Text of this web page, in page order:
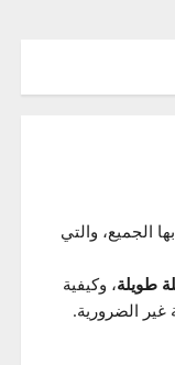
والتي
طويلة، وكيفية
الضرورية.